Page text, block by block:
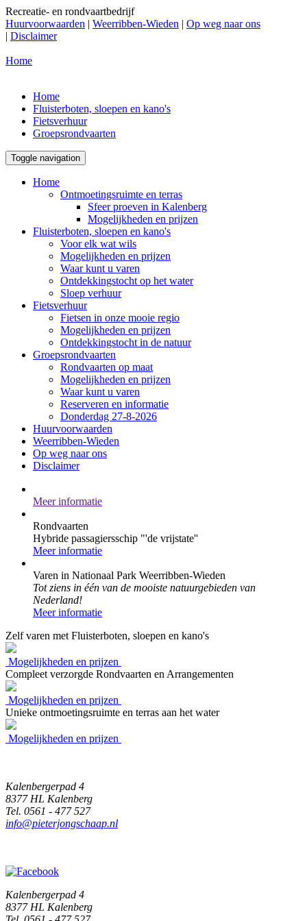
Recreatie- en rondvaartbedrijf
Huurvoorwaarden | Weerribben-Wieden | Op weg naar ons
| Disclaimer
Home
Home
Fluisterboten, sloepen en kano's
Fietsverhuur
Groepsrondvaarten
Toggle navigation
Home
Ontmoetingsruimte en terras
Sfeer proeven in Kalenberg
Mogelijkheden en prijzen
Fluisterboten, sloepen en kano's
Voor elk wat wils
Mogelijkheden en prijzen
Waar kunt u varen
Ontdekkingstocht op het water
Sloep verhuur
Fietsverhuur
Fietsen in onze mooie regio
Mogelijkheden en prijzen
Ontdekkingstocht in de natuur
Groepsrondvaarten
Rondvaarten op maat
Mogelijkheden en prijzen
Waar kunt u varen
Reserveren en informatie
Donderdag 27-8-2026
Huurvoorwaarden
Weerribben-Wieden
Op weg naar ons
Disclaimer
Meer informatie
Rondvaarten
Hybride passagiersschip "'de vrijstate''
Meer informatie
Varen in Nationaal Park Weerribben-Wieden
Tot ziens in één van de mooiste natuurgebieden van
Nederland!
Meer informatie
Zelf varen met Fluisterboten, sloepen en kano's
Mogelijkheden en prijzen
Compleet verzorgde Rondvaarten en Arrangementen
Mogelijkheden en prijzen
Unieke ontmoetingsruimte en terras aan het water
Mogelijkheden en prijzen
Kalenbergerpad 4
8377 HL Kalenberg
Tel. 0561 - 477 527
info@pieterjongschaap.nl
Kalenbergerpad 4
8377 HL Kalenberg